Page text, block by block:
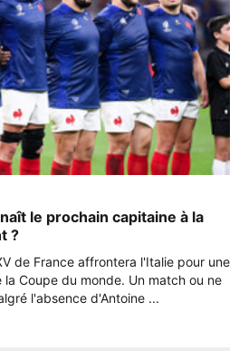
le prochain capitaine à la
?
de France affrontera l'Italie pour une
Coupe du monde. Un match ou ne
l'absence d'Antoine ...